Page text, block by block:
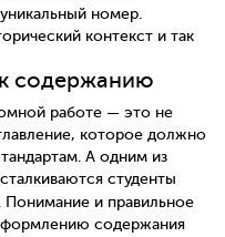
номер.
контекст и так
содержанию
работе — это не
которое должно
А одним из
студенты
. Понимание и правильное
содержания